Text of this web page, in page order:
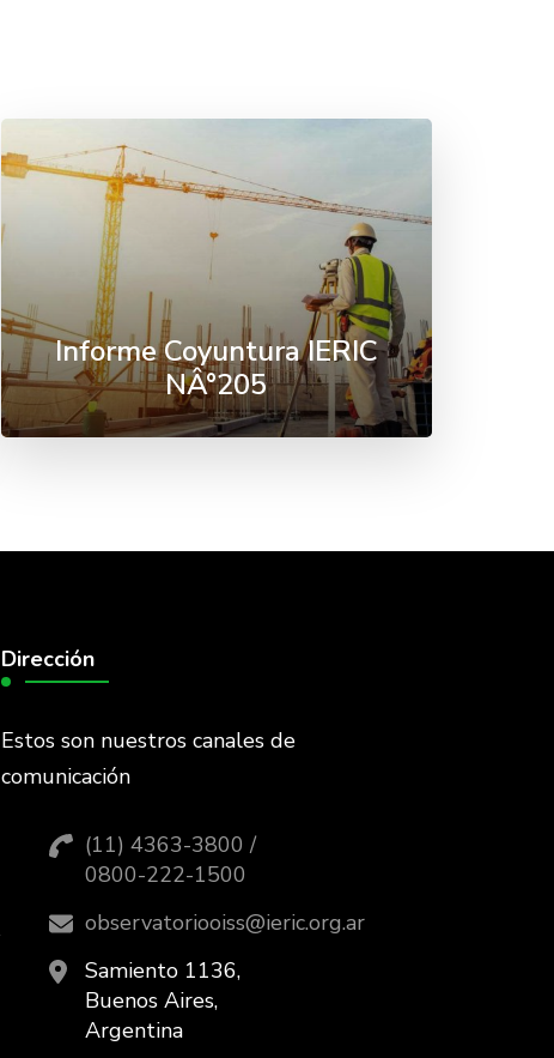
Informe Coyuntura IERIC
NÂ°205
Dirección
Estos son nuestros canales de
comunicación
(11) 4363-3800 /
0800-222-1500
observatoriooiss@ieric.org.ar
Samiento 1136,
Buenos Aires,
Argentina